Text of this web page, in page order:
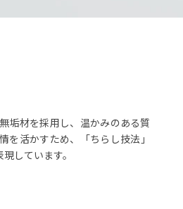
垢材を採用し、温かみのある質
を活かすため、「ちらし技法」
しています。